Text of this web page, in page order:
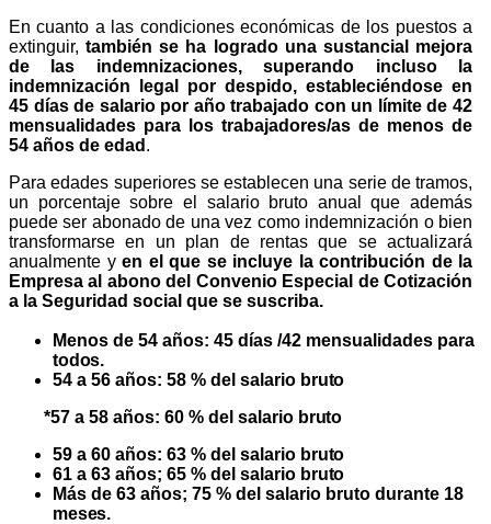
En cuanto a las condiciones económicas de los puestos a
extinguir,también se ha logrado una sustancial mejora
de las indemnizaciones, superando incluso la
indemnización legal por despido, estableciéndose en
45 días de salario por año trabajado con un límite de 42
mensualidades para los trabajadores/as de menos de
54 años de edad .
Para edades superiores se establecen una serie de tramos,
un porcentaje sobre el salario bruto anual que además
puede ser abonado de una vez como indemnización o bien
transformarse en un plan de rentas que se actualizará
anualmente y en el que se incluye la contribución de la
Empresa al abono del Convenio Especial de Cotización
a la Seguridad social que se suscriba.
Menos de 54 años: 45 días /42 mensualidades para
todos.
54 a 56 años: 58 % del salario bruto
*57 a 58 años: 60 % del salario bruto
59 a 60 años: 63 % del salario bruto
61 a 63 años; 65 % del salario bruto
Más de 63 años; 75 % del salario bruto durante 18
meses.